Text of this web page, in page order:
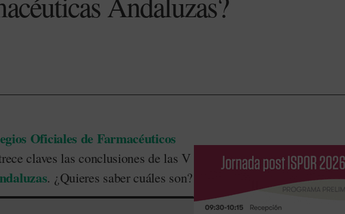
Oficiales de Farmacéuticos
claves las conclusiones de las V
. ¿Quieres saber cuáles son?